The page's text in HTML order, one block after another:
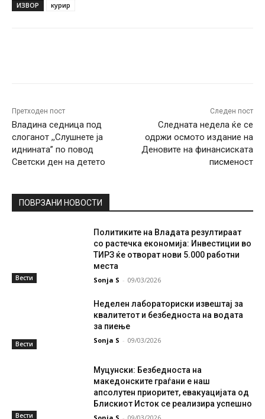
ИЗВОР курир
Претходен пост
Владина седница под
слоганот ,,Слушнете ја
иднината” по повод
Светски ден на детето
Следен пост
Следната недела ќе се
одржи осмото издание на
Деновите на финансиската
писменост
ПОВРЗАНИ НОВОСТИ
Вести
Политиките на Владата резултираат
со растечка економија: Инвестиции во
ТИРЗ ќе отворат нови 5.000 работни
места
Sonja S - 09/03/2026
Вести
Неделен лабораториски извештај за
квалитетот и безбедноста на водата
за пиење
Sonja S - 09/03/2026
Вести
Муцунски: Безбедноста на
македонските граѓани е наш
апсолутен приоритет, евакуацијата од
Блискиот Исток се реализира успешно